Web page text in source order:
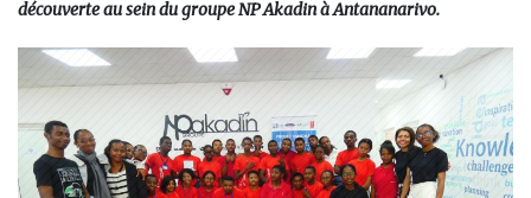
découverte au sein du groupe NP Akadin à Antananarivo.